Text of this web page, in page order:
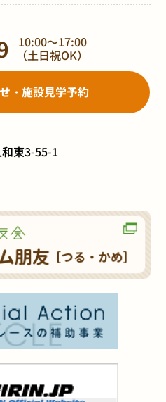
10:00～17:00
（土日祝OK）
・施設見学予約
東3-55-1